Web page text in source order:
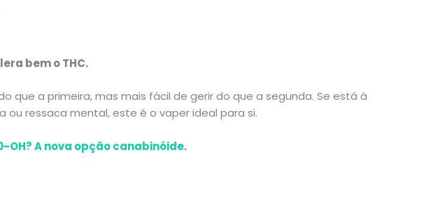
bem o THC.
que a primeira, mas mais fácil de gerir do que a segunda. Se está à
ressaca mental, este é o vaper ideal para si.
OH? A nova opção canabinóide.